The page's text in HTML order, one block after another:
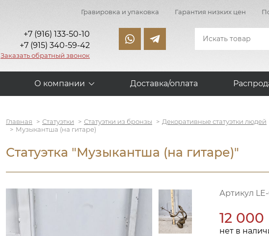
Гравировка и упаковка Гарантия низких цен
+7 (916) 133-50-10
+7 (915) 340-59-42
Заказать обратный звонок
О компании Доставка/оплата
Главная Статуэтки Статуэтки из бронзы Декоративные статуэтки людей
Музыкантша (на гитаре)
Статуэтка "Музыкантша (на гитаре)"
Артикул
12 000
нет в